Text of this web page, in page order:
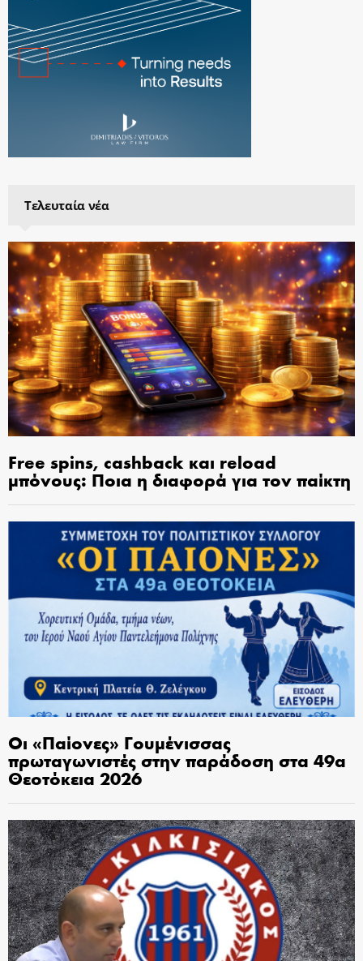
Τελευταία νέα
Free spins, cashback και reload
μπόνους: Ποια η διαφορά για τον παίκτη
Οι «Παίονες» Γουμένισσας
πρωταγωνιστές στην παράδοση στα 49α
Θεοτόκεια 2026